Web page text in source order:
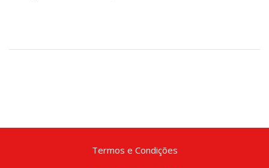
Termos e Condições